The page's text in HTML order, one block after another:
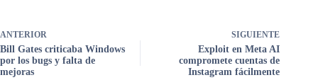
ANTERIOR
Bill Gates criticaba Windows
por los bugs y falta de
mejoras
SIGUIENTE
Exploit en Meta AI
compromete cuentas de
Instagram fácilmente